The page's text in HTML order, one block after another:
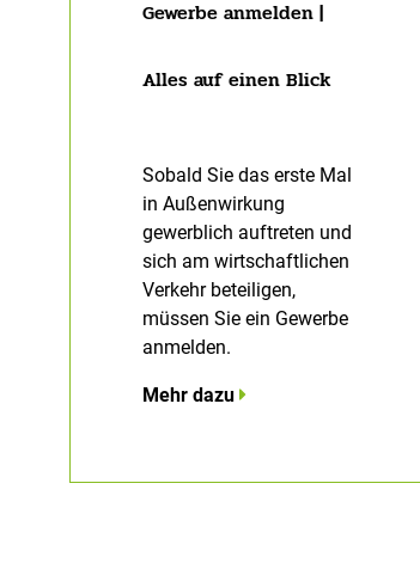
Gewerbe anmelden |
Alles auf einen Blick
Sobald Sie das erste Mal
in Außenwirkung
gewerblich auftreten und
sich am wirtschaftlichen
Verkehr beteiligen,
müssen Sie ein Gewerbe
anmelden.
Mehr dazu